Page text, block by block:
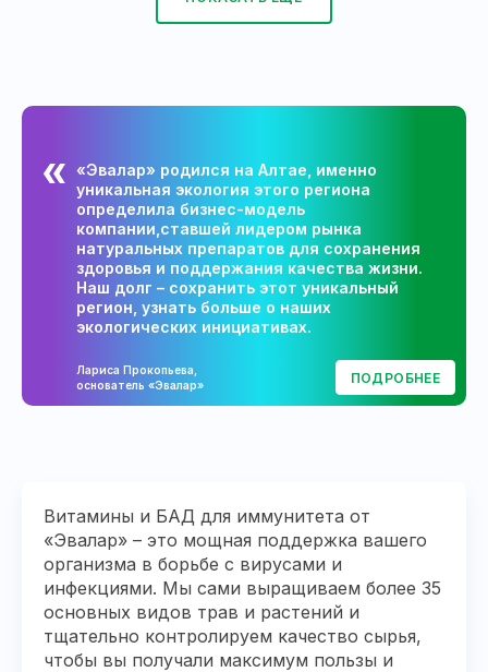
«Эвалар» родился на Алтае, именно
уникальная экология этого региона
определила бизнес-модель
компании,ставшей лидером рынка
натуральных препаратов для сохранения
здоровья и поддержания качества жизни.
Наш долг – сохранить этот уникальный
регион, узнать больше о наших
экологических инициативах.
Лариса Прокопьева,
основатель «Эвалар»
ПОДРОБНЕЕ
Витамины и БАД для иммунитета от
«Эвалар» – это мощная поддержка вашего
организма в борьбе с вирусами и
инфекциями. Мы сами выращиваем более 35
основных видов трав и растений и
тщательно контролируем качество сырья,
чтобы вы получали максимум пользы и